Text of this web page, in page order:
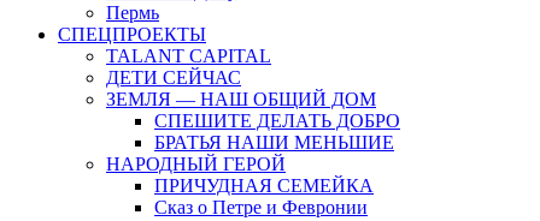
Пермь
СПЕЦПРОЕКТЫ
TALANT CAPITAL
ДЕТИ СЕЙЧАС
ЗЕМЛЯ — НАШ ОБЩИЙ ДОМ
СПЕШИТЕ ДЕЛАТЬ ДОБРО
БРАТЬЯ НАШИ МЕНЬШИЕ
НАРОДНЫЙ ГЕРОЙ
ПРИЧУДНАЯ СЕМЕЙКА
Сказ о Петре и Февронии